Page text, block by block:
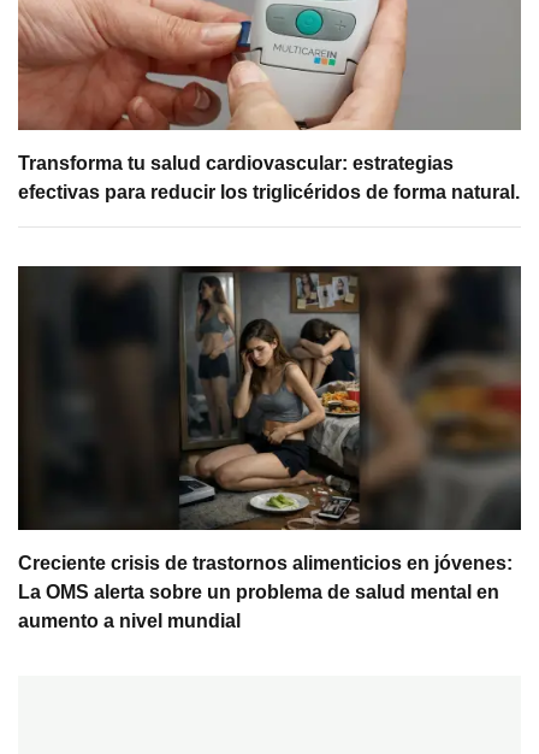
Transforma tu salud cardiovascular: estrategias
efectivas para reducir los triglicéridos de forma natural.
Creciente crisis de trastornos alimenticios en jóvenes:
La OMS alerta sobre un problema de salud mental en
aumento a nivel mundial